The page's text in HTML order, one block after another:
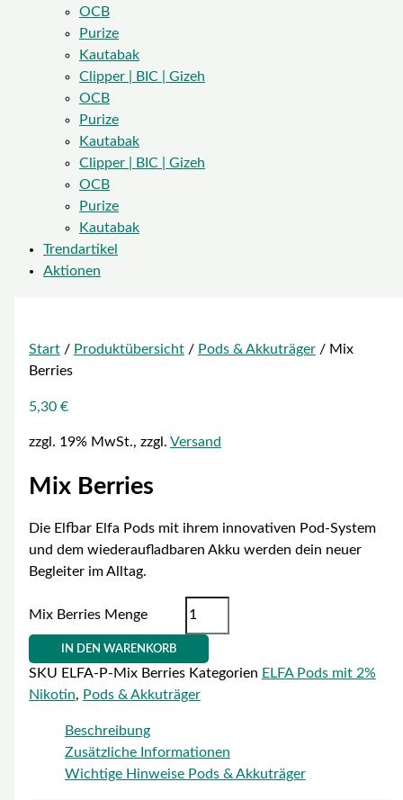
OCB
Purize
Kautabak
Clipper | BIC | Gizeh
OCB
Purize
Kautabak
Clipper | BIC | Gizeh
OCB
Purize
Kautabak
Trendartikel
Aktionen
Start/ Produktübersicht/ Pods & Akkuträger/ Mix
Berries
5,30 €
zzgl. 19% MwSt., zzgl. Versand
Mix Berries
Die Elfbar Elfa Pods mit ihrem innovativen Pod-System
und dem wiederaufladbaren Akku werden dein neuer
Begleiter im Alltag.
Mix Berries Menge
IN DEN WARENKORB
SKU ELFA-P-Mix Berries Kategorien ELFA Pods mit 2%
Nikotin, Pods & Akkuträger
Beschreibung
Zusätzliche Informationen
Wichtige Hinweise Pods & Akkuträger